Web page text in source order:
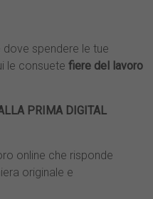
spendere le tue
le consuete fiere del lavoro
PRIMA DIGITAL
online che risponde
originale e